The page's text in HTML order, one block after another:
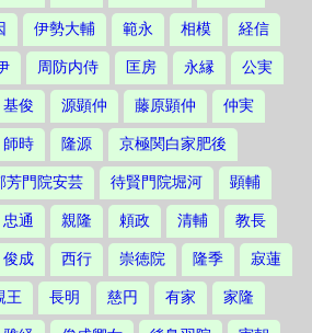
伊勢大輔 範永 相模 経信
周防内侍 匡房 永縁 公実
基俊 源顕仲 藤原顕仲 仲実
師時 隆源 京極関白家肥後
芳門院安芸 待賢門院堀河 顕輔
忠通 親隆 頼政 清輔 教長
俊成 西行 崇徳院 隆季 寂蓮
王 長明 慈円 有家 家隆